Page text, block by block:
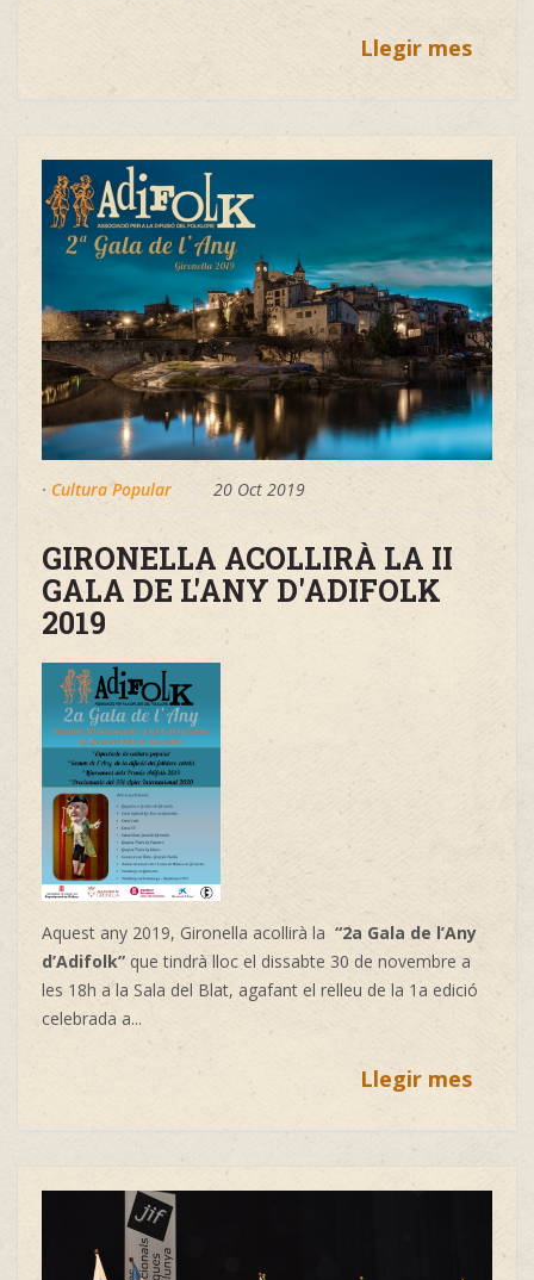
Llegir mes
· Cultura Popular 20 Oct 2019
GIRONELLA ACOLLIRÀ LA II
GALA DE L'ANY D'ADIFOLK
2019
Aquest any 2019, Gironella acollirà la “2a Gala de l’Any
d’Adifolk” que tindrà lloc el dissabte 30 de novembre a
les 18h a la Sala del Blat, agafant el relleu de la 1a edició
celebrada a...
Llegir mes